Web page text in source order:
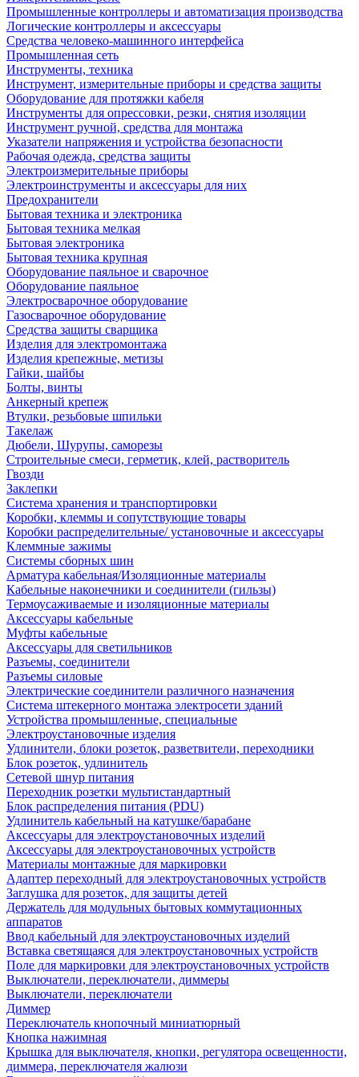
Промышленные контроллеры и автоматизация производства
Логические контроллеры и аксессуары
Средства человеко-машинного интерфейса
Промышленная сеть
Инструменты, техника
Инструмент, измерительные приборы и средства защиты
Оборудование для протяжки кабеля
Инструменты для опрессовки, резки, снятия изоляции
Инструмент ручной, средства для монтажа
Указатели напряжения и устройства безопасности
Рабочая одежда, средства защиты
Электроизмерительные приборы
Электроинструменты и аксессуары для них
Предохранители
Бытовая техника и электроника
Бытовая техника мелкая
Бытовая электроника
Бытовая техника крупная
Оборудование паяльное и сварочное
Оборудование паяльное
Электросварочное оборудование
Газосварочное оборудование
Средства защиты сварщика
Изделия для электромонтажа
Изделия крепежные, метизы
Гайки, шайбы
Болты, винты
Анкерный крепеж
Втулки, резьбовые шпильки
Такелаж
Дюбели, Шурупы, саморезы
Строительные смеси, герметик, клей, растворитель
Гвозди
Заклепки
Система хранения и транспортировки
Коробки, клеммы и сопутствующие товары
Коробки распределительные/ установочные и аксессуары
Клеммные зажимы
Системы сборных шин
Арматура кабельная/Изоляционные материалы
Кабельные наконечники и соединители (гильзы)
Термоусаживаемые и изоляционные материалы
Аксессуары кабельные
Муфты кабельные
Аксессуары для светильников
Разъемы, соединители
Разъемы силовые
Электрические соединители различного назначения
Система штекерного монтажа электросети зданий
Устройства промышленные, специальные
Электроустановочные изделия
Удлинители, блоки розеток, разветвители, переходники
Блок розеток, удлинитель
Сетевой шнур питания
Переходник розетки мультистандартный
Блок распределения питания (PDU)
Удлинитель кабельный на катушке/барабане
Аксессуары для электроустановочных изделий
Аксессуары для электроустановочных устройств
Материалы монтажные для маркировки
Адаптер переходный для электроустановочных устройств
Заглушка для розеток, для защиты детей
Держатель для модульных бытовых коммутационных
аппаратов
Ввод кабельный для электроустановочных изделий
Вставка светящаяся для электроустановочных устройств
Поле для маркировки для электроустановочных устройств
Выключатели, переключатели, диммеры
Выключатели, переключатели
Диммер
Переключатель кнопочный миниатюрный
Кнопка нажимная
Крышка для выключателя, кнопки, регулятора освещенности,
диммера, переключателя жалюзи